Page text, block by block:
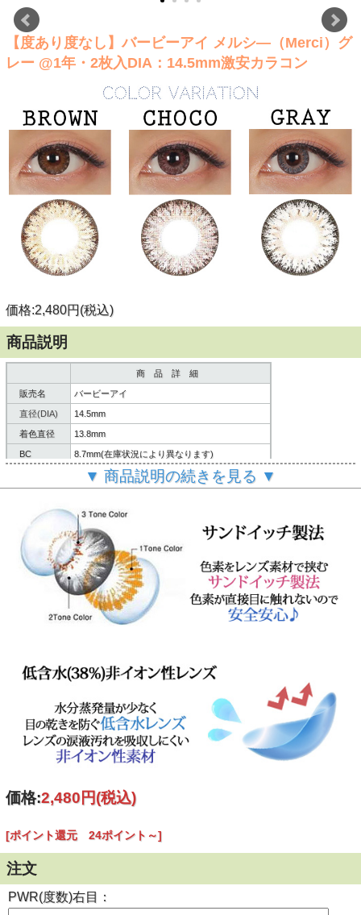
【度あり度なし】バービーアイ メルシ―（Merci）グ
レー @1年・2枚入DIA：14.5mm激安カラコン
価格:2,480円(税込)
商品説明
商 品 詳 細
販売名 バービーアイ
直径(DIA) 14.5mm
着色直径 13.8mm
BC 8.7mm(在庫状況により異なります)
38%
製造方法 サンドイッチ製法
使用期限
６ヶ月～１年間
(使用頻度・使用方法により異なります。)
製造国
韓国
ご案内 個人輸入扱いとなります。 (必読)
御注意下さい
■使用に際しては、使用説明書をよくお読みください。
■連続してご使用の際は４時間おきに一度コンタクレンズを
▼ 商品説明の続きを見る ▼
価格:2,480円(税込)
[ポイント還元 24ポイント～]
注文
PWR(度数)右目：